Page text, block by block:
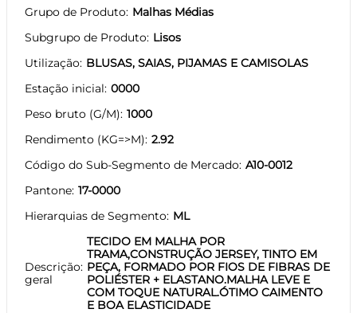
Grupo de Produto Malhas Médias
Subgrupo de Produto Lisos
Utilização BLUSAS, SAIAS, PIJAMAS E CAMISOLAS
Estação inicial 0000
Peso bruto (G/M) 1000
Rendimento (KG=>M) 2.92
Código do Sub-Segmento de Mercado A10-0012
Pantone 17-0000
Hierarquias de Segmento ML
Descrição
geral
TECIDO EM MALHA POR
TRAMA,CONSTRUÇÃO JERSEY, TINTO EM
PEÇA, FORMADO POR FIOS DE FIBRAS DE
POLIÉSTER + ELASTANO.MALHA LEVE E
COM TOQUE NATURAL.ÓTIMO CAIMENTO
E BOA ELASTICIDADE